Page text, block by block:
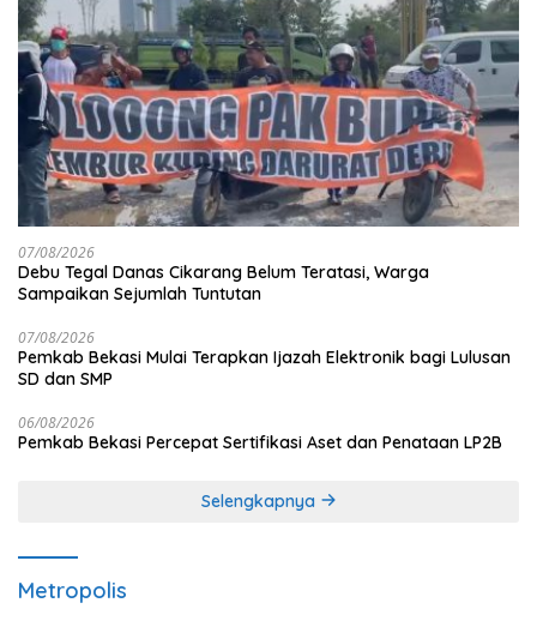
07/08/2026
Debu Tegal Danas Cikarang Belum Teratasi, Warga
Sampaikan Sejumlah Tuntutan
07/08/2026
Pemkab Bekasi Mulai Terapkan Ijazah Elektronik bagi Lulusan
SD dan SMP
06/08/2026
Pemkab Bekasi Percepat Sertifikasi Aset dan Penataan LP2B
Selengkapnya
Metropolis